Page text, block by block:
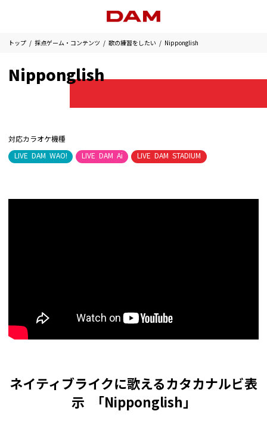
トップ 採点ゲーム・コンテンツ 歌の練習をしたい Nipponglish
Nipponglish
対応カラオケ機種
LIVE DAM WAO! LIVE DAM Ai LIVE DAM STADIUM
ネイティブライクに歌えるカタカナルビ表
示 「Nipponglish」